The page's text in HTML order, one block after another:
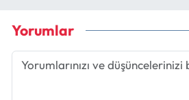
Yorumlar